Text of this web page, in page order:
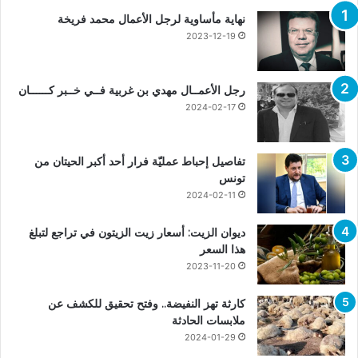
نهاية مأساوية لرجل الأعمال محمد فريخة
2023-12-19
رجل الأعمــال مهدي بن غربية فــي خــبر كــــــان
2024-02-17
تفاصيل إحباط عمليّة فرار أحد أكبر الحيتان من
تونس
2024-02-11
ديوان الزيت: أسعار زيت الزيتون في تراجع لتبلغ
هذا السعر
2023-11-20
كارثة تهز النفيضة.. وفتح تحقيق للكشف عن
ملابسات الحادثة
2024-01-29